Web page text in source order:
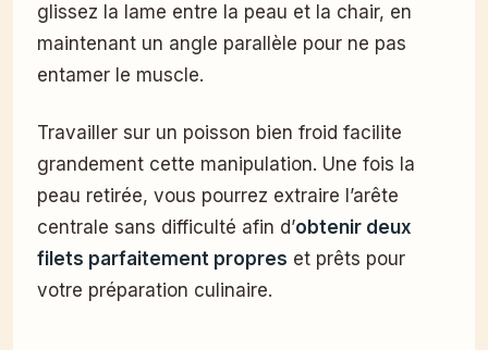
glissez la lame entre la peau et la chair, en
maintenant un angle parallèle pour ne pas
entamer le muscle.
Travailler sur un poisson bien froid facilite
grandement cette manipulation. Une fois la
peau retirée, vous pourrez extraire l’arête
centrale sans difficulté afin d’obtenir deux
filets parfaitement propres et prêts pour
votre préparation culinaire.